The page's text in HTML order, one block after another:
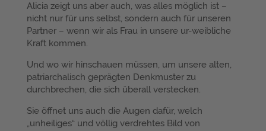
Alicia zeigt uns aber auch, was alles möglich ist –
nicht nur für uns selbst, sondern auch für unseren
Partner – wenn wir als Frau in unsere ur-weibliche
Kraft kommen.
Und wo wir hinschauen müssen, um unsere alten,
patriarchalisch geprägten Denkmuster zu
durchbrechen, die sich überall verstecken.
Sie öffnet uns auch die Augen dafür, welch
„unheiliges“ und völlig verdrehtes Bild von